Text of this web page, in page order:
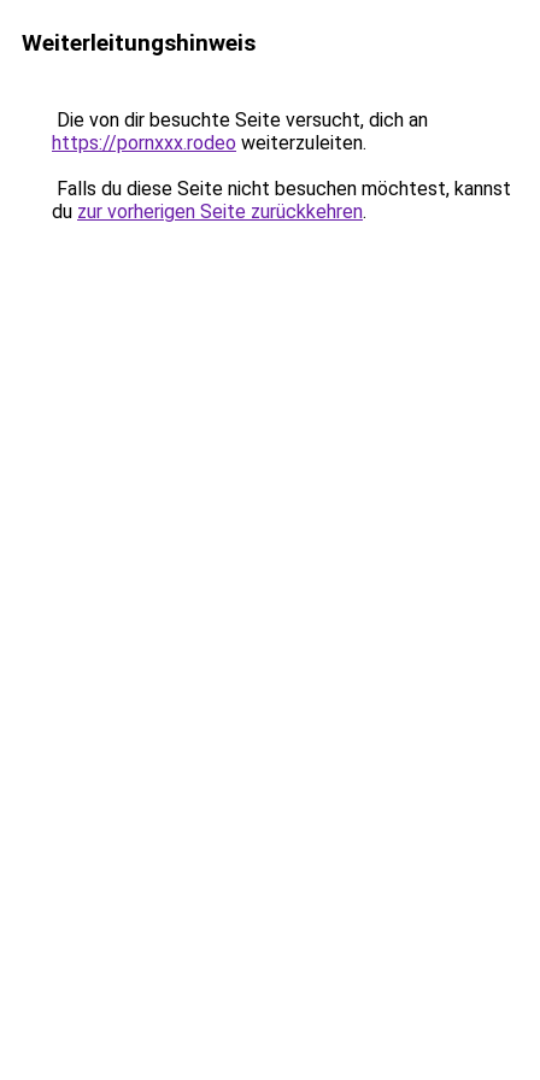
Weiterleitungshinweis
Die von dir besuchte Seite versucht, dich an
https://pornxxx.rodeo weiterzuleiten.
Falls du diese Seite nicht besuchen möchtest, kannst
du zur vorherigen Seite zurückkehren.